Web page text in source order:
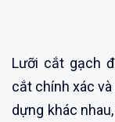
Lưỡi cắt gạch
cắt chính xác
dựng khác